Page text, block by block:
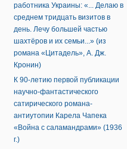
работника Украины: «... Делаю в
среднем тридцать визитов в
день. Лечу большей частью
шахтёров и их семьи...» (из
романа «Цитадель», А. Дж.
Кронин)
К 90-летию первой публикации
научно-фантастического
сатирического романа-
антиутопии Карела Чапека
«Война с саламандрами» (1936
г.)